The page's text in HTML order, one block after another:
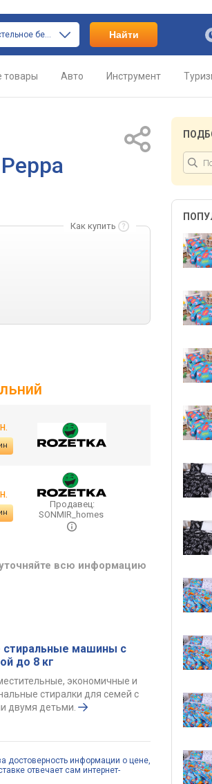
только постельное белье Найти
товары Авто Инструмент
Как купить
Продавец:
SONMIR_homes
всю информацию
стиральные машины с
до 8 кг
экономичные и
стиралки для семей с
двумя детьми.
достоверность информации о цене,
отвечает сам интернет-